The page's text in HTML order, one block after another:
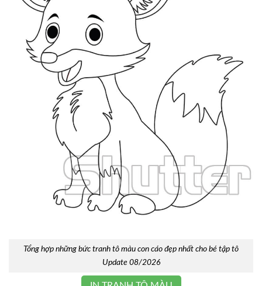
Tổng hợp những bức tranh tô màu con cáo đẹp nhất cho bé tập tô
Update 08/2026